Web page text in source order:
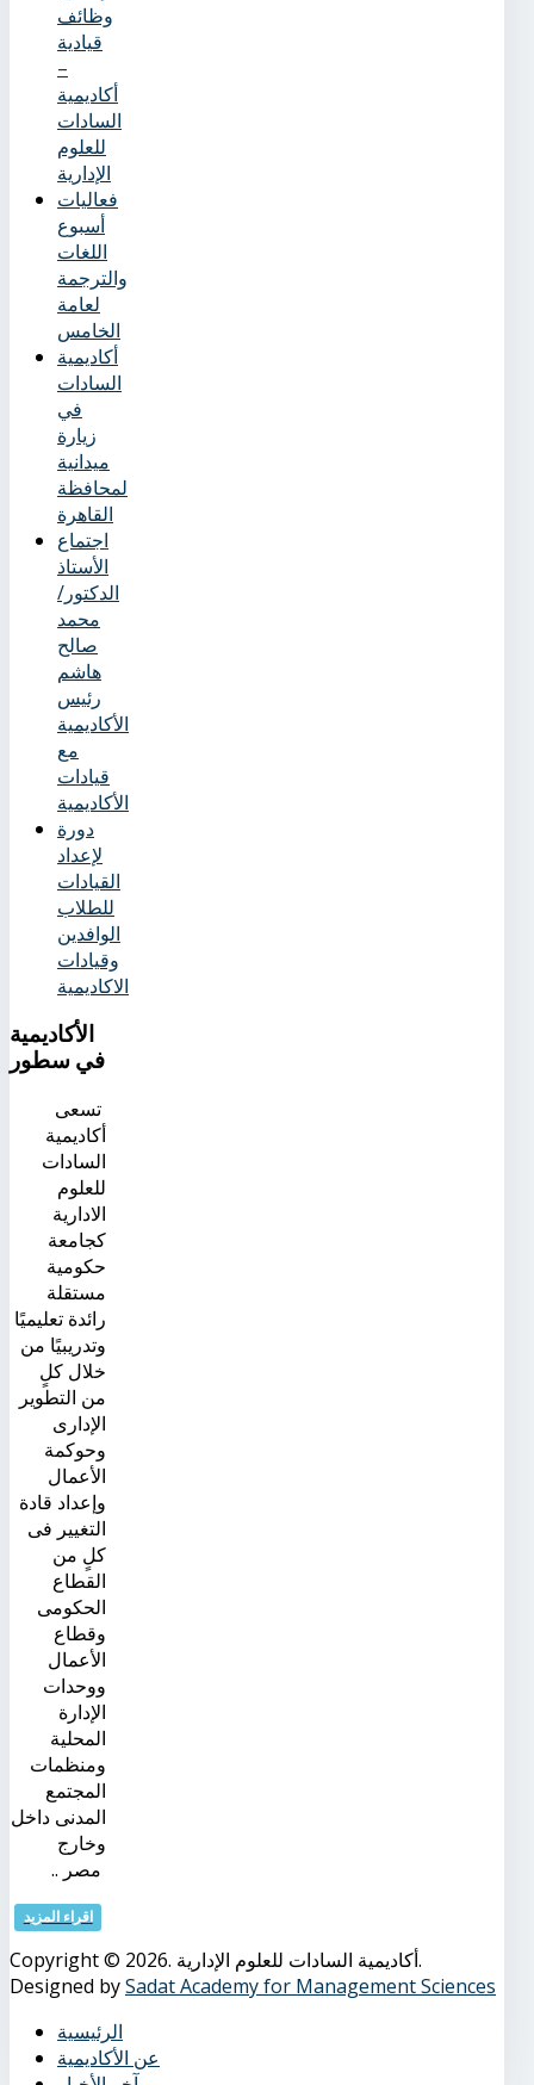
وظائف
قيادية
–
أكاديمية
السادات
للعلوم
الإدارية
فعاليات
أسبوع
اللغات
والترجمة
لعامة
الخامس
أكاديمية
السادات
في
زيارة
ميدانية
لمحافظة
القاهرة
اجتماع
الأستاذ
الدكتور/
محمد
صالح
هاشم
رئيس
الأكاديمية
مع
قيادات
الأكاديمية
دورة
لإعداد
القيادات
للطلاب
الوافدين
وقيادات
الاكاديمية
الأكاديمية
في سطور
تسعى
أكاديمية
السادات
للعلوم
الادارية
كجامعة
حكومية
مستقلة
رائدة تعليميًا
وتدريبيًا من
خلال كلٍ
من التطوير
الإدارى
وحوكمة
الأعمال
وإعداد قادة
التغيير فى
كلٍ من
القطاع
الحكومى
وقطاع
الأعمال
ووحدات
الإدارة
المحلية
ومنظمات
المجتمع
المدنى داخل
وخارج
مصر ..
اقراء المزيد
Copyright © 2026. أكاديمية السادات للعلوم الإدارية.
Designed bySadat Academy for Management Sciences
الرئيسية
عن الأكاديمية